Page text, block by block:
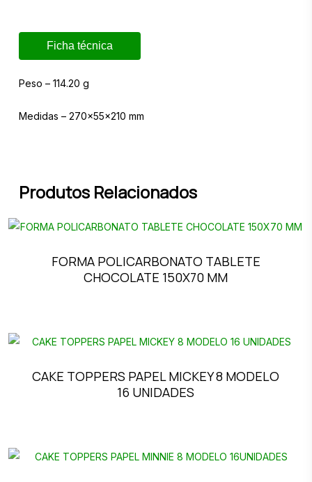
Ficha técnica
Peso – 114.20 g
Medidas – 270x55x210 mm
Produtos Relacionados
FORMA POLICARBONATO TABLETE
CHOCOLATE 150X70 MM
CAKE TOPPERS PAPEL MICKEY 8 MODELO
16 UNIDADES